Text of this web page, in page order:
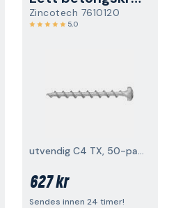
Zincotech 7610120
5,0
utvendig C4 TX, 50-pakk
627 kr
Sendes innen 24 timer!